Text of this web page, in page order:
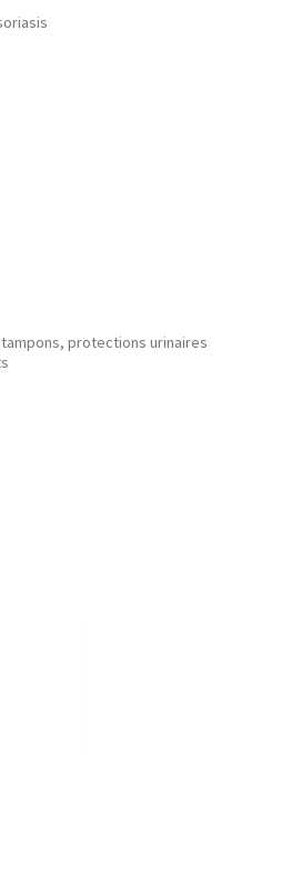
protections urinaires